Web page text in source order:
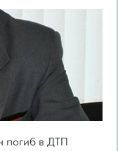
погиб в ДТП